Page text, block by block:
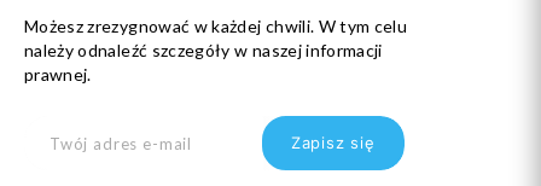
Możesz zrezygnować w każdej chwili. W tym celu
należy odnaleźć szczegóły w naszej informacji
prawnej.